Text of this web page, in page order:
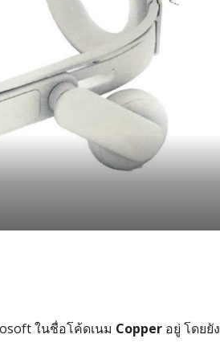
ในชื่อโค้ดเนม Copperอยู่ โดยยัง